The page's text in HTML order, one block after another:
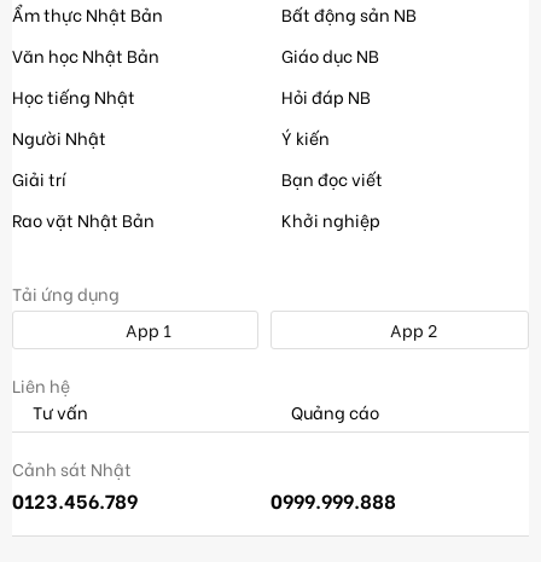
Ẩm thực Nhật Bản
Văn học Nhật Bản
Học tiếng Nhật
Người Nhật
Giải trí
Rao vặt Nhật Bản
Bất động sản NB
Giáo dục NB
Hỏi đáp NB
Ý kiến
Bạn đọc viết
Khởi nghiệp
Tải ứng dụng
App 1
App 2
Liên hệ
Tư vấn
Quảng cáo
Cảnh sát Nhật
0123.456.789 0999.999.888